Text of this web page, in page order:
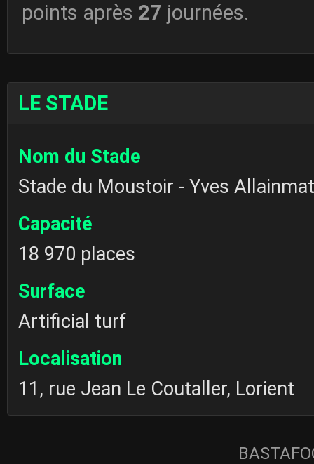
points après 27 journées.
LE STADE
Nom du Stade
Stade du Moustoir - Yves Allainmat
Capacité
18 970 places
Surface
Artificial turf
Localisation
11, rue Jean Le Coutaller, Lorient